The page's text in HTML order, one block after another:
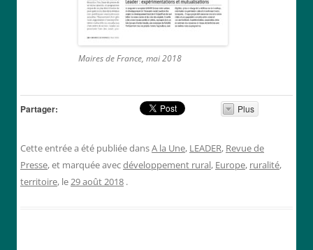
Maires de France, mai 2018
Partager: Plus
Cette entrée a été publiée dansA la Une, LEADER, Revue de
Presse, et marquée avecdéveloppement rural, Europe, ruralité,
territoire, le29 août 2018 .